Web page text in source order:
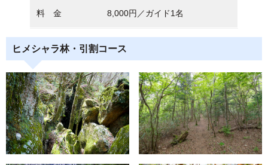
料 金 8,000円／ガイド1名
ヒメシャラ林・引割コース